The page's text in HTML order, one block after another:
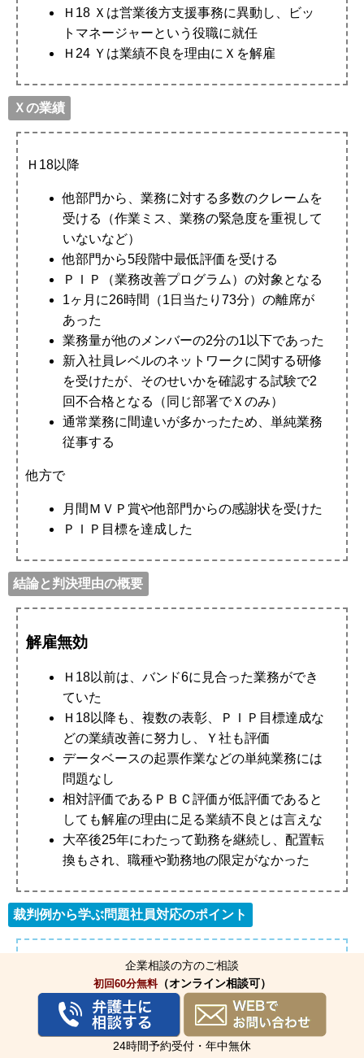
Ｈ18 Ｘは営業後方支援事務に異動し、ビッ
トマネージャーという役職に就任
Ｈ24 Ｙは業績不良を理由にＸを解雇
Ｘの業績
Ｈ18以降
他部門から、業務に対する多数のクレームを
受ける（作業ミス、業務の緊急度を重視して
いないなど）
他部門から5段階中最低評価を受ける
ＰＩＰ（業務改善プログラム）の対象となる
1ヶ月に26時間（1日当たり73分）の離席が
あった
業務量が他のメンバーの2分の1以下であった
新入社員レベルのネットワークに関する研修
を受けたが、そのせいかを確認する試験で2
回不合格となる（同じ部署でＸのみ）
通常業務に間違いが多かったため、単純業務
従事する
他方で
月間ＭＶＰ賞や他部門からの感謝状を受けた
ＰＩＰ目標を達成した
結論と判決理由の概要
解雇無効
Ｈ18以前は、バンド6に見合った業務ができ
ていた
Ｈ18以降も、複数の表彰、ＰＩＰ目標達成な
どの業績改善に努力し、Ｙ社も評価
データベースの起票作業などの単純業務には
問題なし
相対評価であるＰＢＣ評価が低評価であると
しても解雇の理由に足る業績不良とは言えな
大卒後25年にわたって勤務を継続し、配置転
換もされ、職種や勤務地の限定がなかった
裁判例から学ぶ問題社員対応のポイント
この能力不足が問題となった事例において、裁判所は
労働者の業績評価の手法と業務改善の努力の有無を検
討しています。
【裁判所の判断】
企業相談の方のご相談
初回60分無料（オンライン相談可）
24時間予約受付・年中無休